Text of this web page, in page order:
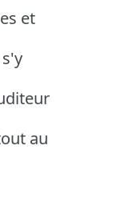
et
au